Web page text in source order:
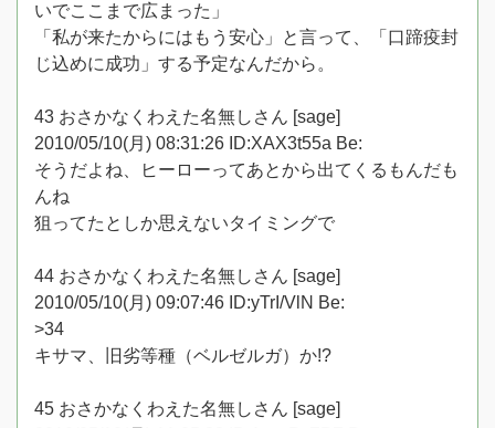
いでここまで広まった」
「私が来たからにはもう安心」と言って、「口蹄疫封
じ込めに成功」する予定なんだから。
43 おさかなくわえた名無しさん [sage]
2010/05/10(月) 08:31:26 ID:XAX3t55a Be:
そうだよね、ヒーローってあとから出てくるもんだも
んね
狙ってたとしか思えないタイミングで
44 おさかなくわえた名無しさん [sage]
2010/05/10(月) 09:07:46 ID:yTrI/VlN Be:
>34
キサマ、旧劣等種（ベルゼルガ）か!?
45 おさかなくわえた名無しさん [sage]